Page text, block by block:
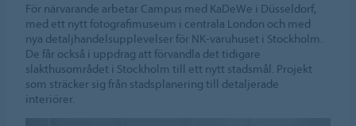
För närvarande arbetar Campus med KaDeWe i Düsseldorf,
med ett nytt fotografimuseum i centrala London och med
nya detaljhandelsupplevelser för NK-varuhuset i Stockholm.
De får också i uppdrag att förvandla det tidigare
slakthusområdet i Stockholm till ett nytt stadsmål. Projekt
som sträcker sig från stadsplanering till detaljerade
interiörer.